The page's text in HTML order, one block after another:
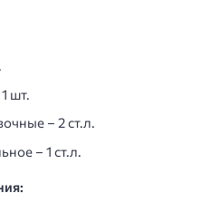
шт.
– 2 ст.л.
– 1 ст.л.